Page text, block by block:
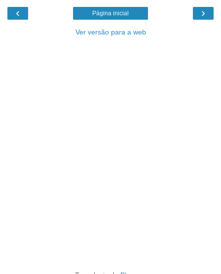
‹ ›
Página inicial
Ver versão para a web